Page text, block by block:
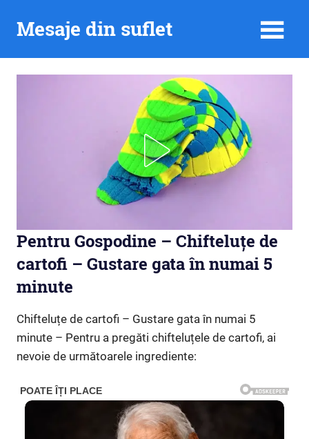
Mesaje din suflet
Pentru Gospodine – Chifteluțe de
cartofi – Gustare gata în numai 5
minute
Chifteluțe de cartofi – Gustare gata în numai 5
minute – Pentru a pregăti chifteluțele de cartofi, ai
nevoie de următoarele ingrediente: